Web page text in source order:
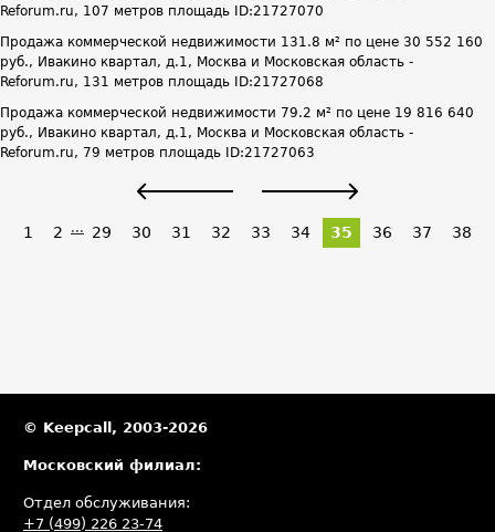
Reforum.ru, 107 метров площадь ID:21727070
Продажа коммерческой недвижимости 131.8 м² по цене 30 552 160
руб., Ивакино квартал, д.1, Москва и Московская область -
Reforum.ru, 131 метров площадь ID:21727068
Продажа коммерческой недвижимости 79.2 м² по цене 19 816 640
руб., Ивакино квартал, д.1, Москва и Московская область -
Reforum.ru, 79 метров площадь ID:21727063
1 2 ... 29 30 31 32 33 34 35 36 37 38
© Keepcall, 2003-2026
Московский филиал:
Отдел обслуживания:
+7 (499) 226 23-74